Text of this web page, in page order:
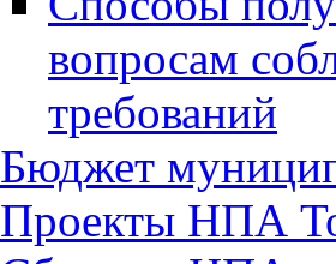
вопросам
требований
Бюджет
Проекты НПА